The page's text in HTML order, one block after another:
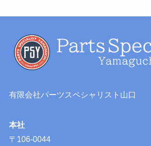
有限会社パーツスペシャリスト山口
本社
〒106-0044